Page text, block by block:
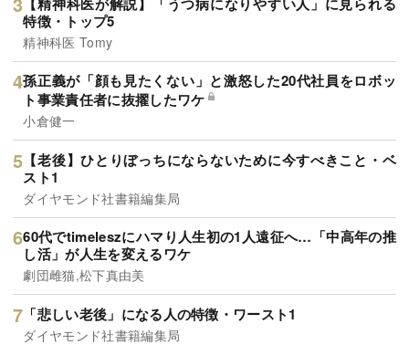
特徴・トップ5
精神科医 Tomy
孫正義が「顔も見たくない」と激怒した20代社員をロボッ
ト事業責任者に抜擢したワケ
小倉健一
【老後】ひとりぼっちにならないために今すべきこと・ベ
スト1
ダイヤモンド社書籍編集局
60代でtimeleszにハマり人生初の1人遠征へ…「中高年の推
し活」が人生を変えるワケ
劇団雌猫,松下真由美
「悲しい老後」になる人の特徴・ワースト1
ダイヤモンド社書籍編集局